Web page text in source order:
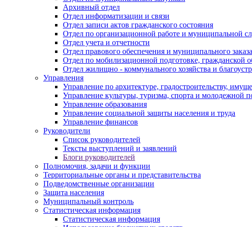
Архивный отдел
Отдел информатизации и связи
Отдел записи актов гражданского состояния
Отдел по организационной работе и муниципальной
Отдел учета и отчетности
Отдел правового обеспечения и муниципального заказа
Отдел по мобилизационной подготовке, гражданской
Отдел жилищно - коммунального хозяйства и
Управления
Управление по архитектуре, градостроительству,
Управление культуры, туризма, спорта и молодежной
Управление образования
Управление социальной защиты населения и труда
Управление финансов
Руководители
Список руководителей
Тексты выступлений и заявлений
Блоги руководителей
Полномочия, задачи и функции
Территориальные органы и представительства
Подведомственные организации
Защита населения
Муниципальный контроль
Статистическая информация
Статистическая информация